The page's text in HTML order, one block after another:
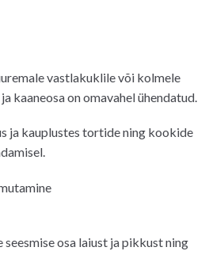
vastlakuklile või kolmele
kaaneosa on omavahel ühendatud.
ja kauplustes tortide ning kookide
osa laiust ja pikkust ning